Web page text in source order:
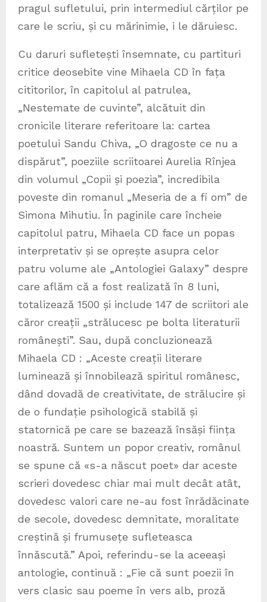
pragul sufletului, prin intermediul cărților pe
care le scriu, și cu mărinimie, i le dăruiesc.
Cu daruri sufletești însemnate, cu partituri
critice deosebite vine Mihaela CD în fața
cititorilor, în capitolul al patrulea,
„Nestemate de cuvinte”, alcătuit din
cronicile literare referitoare la: cartea
poetului Sandu Chiva, „O dragoste ce nu a
dispărut”, poeziile scriitoarei Aurelia Rînjea
din volumul „Copii și poezia”, incredibila
poveste din romanul „Meseria de a fi om” de
Simona Mihutiu. În paginile care încheie
capitolul patru, Mihaela CD face un popas
interpretativ și se oprește asupra celor
patru volume ale „Antologiei Galaxy” despre
care aflăm că a fost realizată în 8 luni,
totalizează 1500 și include 147 de scriitori ale
căror creații „strălucesc pe bolta literaturii
românești”. Sau, după concluzionează
Mihaela CD : „Aceste creații literare
luminează și înnobilează spiritul românesc,
dând dovadă de creativitate, de strălucire și
de o fundație psihologică stabilă și
statornică pe care se bazează însăși ființa
noastră. Suntem un popor creativ, românul
se spune că «s-a născut poet» dar aceste
scrieri dovedesc chiar mai mult decât atât,
dovedesc valori care ne-au fost înrădăcinate
de secole, dovedesc demnitate, moralitate
creștină și frumusețe sufleteasca
înnăscută.” Apoi, referindu-se la aceeași
antologie, continuă : „Fie că sunt poezii în
vers clasic sau poeme în vers alb, proză